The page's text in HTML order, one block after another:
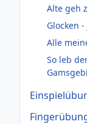
Alte geh
Glocken
Alle
So leb